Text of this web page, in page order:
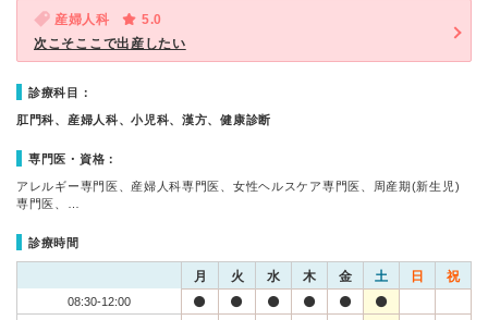
産婦人科
5.0
次こそここで出産したい
診療科目：
肛門科、産婦人科、小児科、漢方、健康診断
専門医・資格：
アレルギー専門医、産婦人科専門医、女性ヘルスケア専門医、周産期(新生児)
専門医、…
診療時間
月 火 水 木 金 土 日 祝
08:30-12:00